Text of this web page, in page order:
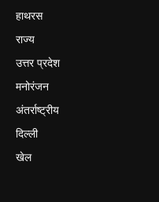
हाथरस
राज्य
उत्तर प्रदेश
मनोरंजन
अंतर्राष्ट्रीय
दिल्ली
खेल